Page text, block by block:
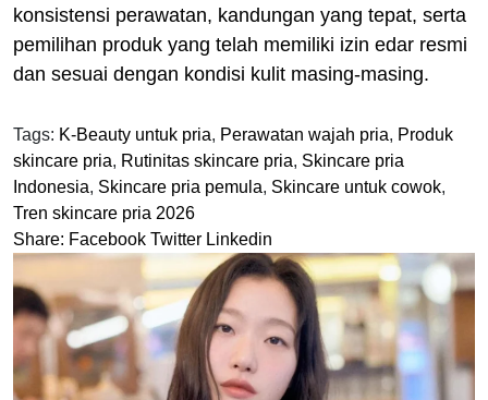
konsistensi perawatan, kandungan yang tepat, serta
pemilihan produk yang telah memiliki izin edar resmi
dan sesuai dengan kondisi kulit masing-masing.
Tags: K-Beauty untuk pria, Perawatan wajah pria, Produk
skincare pria, Rutinitas skincare pria, Skincare pria
Indonesia, Skincare pria pemula, Skincare untuk cowok,
Tren skincare pria 2026
Share: Facebook Twitter Linkedin